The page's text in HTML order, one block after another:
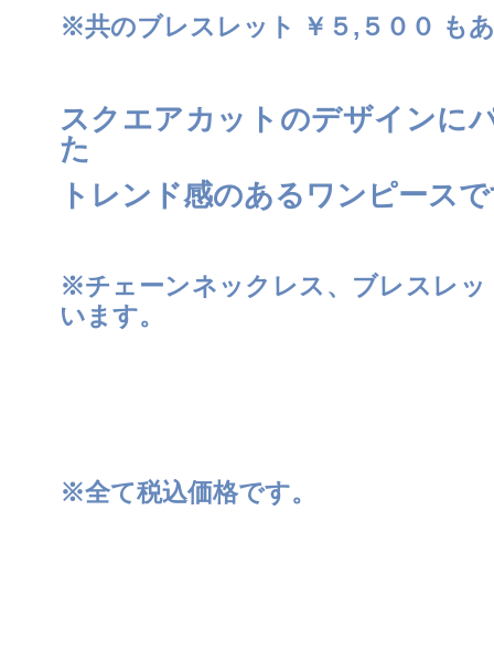
※共のブレスレット ￥５,５００ も
スクエアカットのデザインに
た
トレンド感のあるワンピース
※チェーンネックレス、ブレスレ
います。
※全て税込価格です。